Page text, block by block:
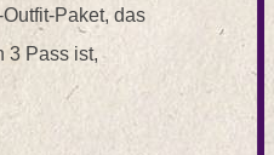
Paket, das
3 Pass ist,